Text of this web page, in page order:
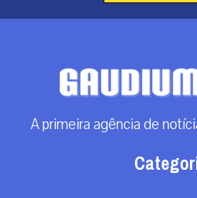
A primeira agência de